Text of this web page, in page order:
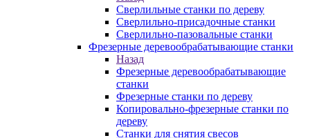
Сверлильные станки по дереву
Сверлильно-присадочные станки
Сверлильно-пазовальные станки
Фрезерные деревообрабатывающие станки
Назад
Фрезерные деревообрабатывающие
станки
Фрезерные станки по дереву
Копировально-фрезерные станки по
дереву
Станки для снятия свесов